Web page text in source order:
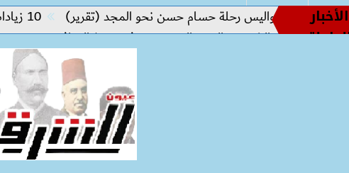
الأخبار
الفراعنة.. كواليس رحلة حسام حسن نحو المجد (تقرير) 10 زيادات في 10 سنوات.. هل حان الوقت لرفع دعم البنزين نهائيا؟
أراضي الشروق والعبور الجديدة وتدفع تنفيذ المرافق